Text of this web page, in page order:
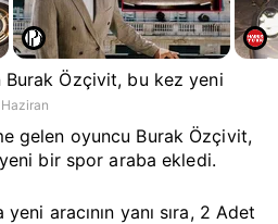
Özçivit, bu kez yeni
gelen oyuncu Burak Özçivit,
bir spor araba ekledi.
aracının yanı sıra, 2 Adet